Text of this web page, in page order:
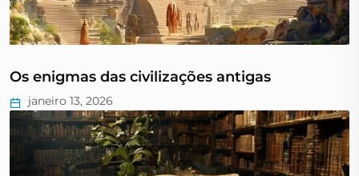
Os enigmas das civilizações antigas
janeiro 13, 2026